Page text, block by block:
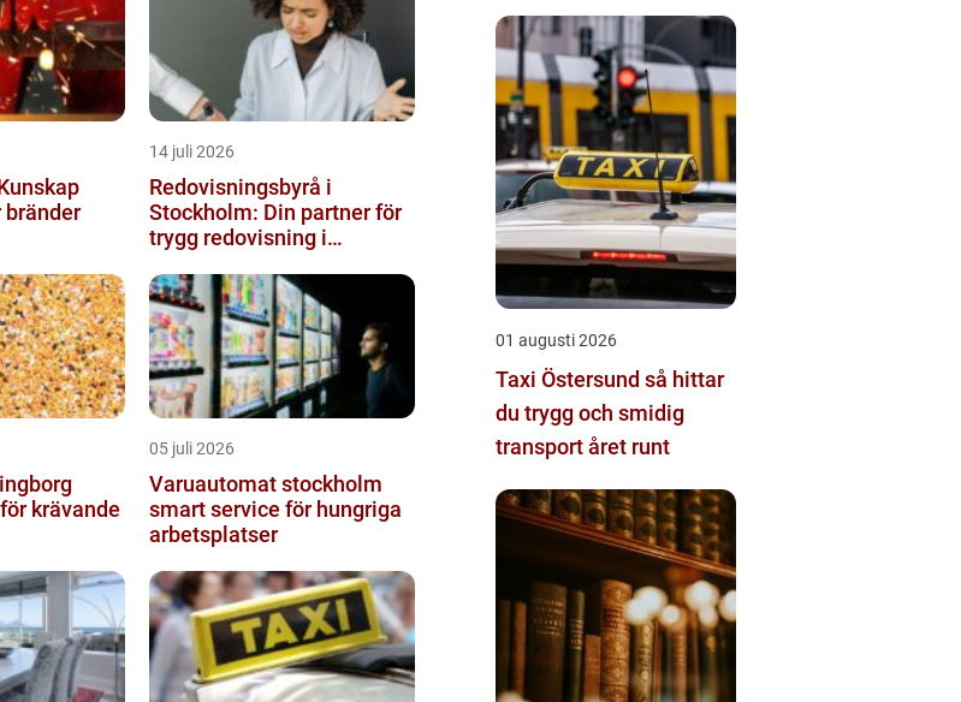
14 juli 2026
Redovisningsbyrå i
Stockholm: Din partner för
trygg redovisning i
krävande
05 juli 2026
Varuautomat stockholm
smart service för hungriga
arbetsplatser
01 augusti 2026
Taxi Östersund så hittar
du trygg och smidig
transport året runt